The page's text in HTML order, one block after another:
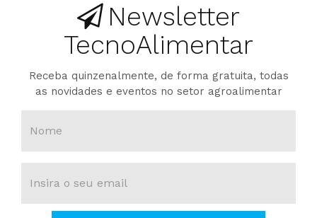
Newsletter
TecnoAlimentar
Receba quinzenalmente, de forma gratuita, todas
as novidades e eventos no setor agroalimentar